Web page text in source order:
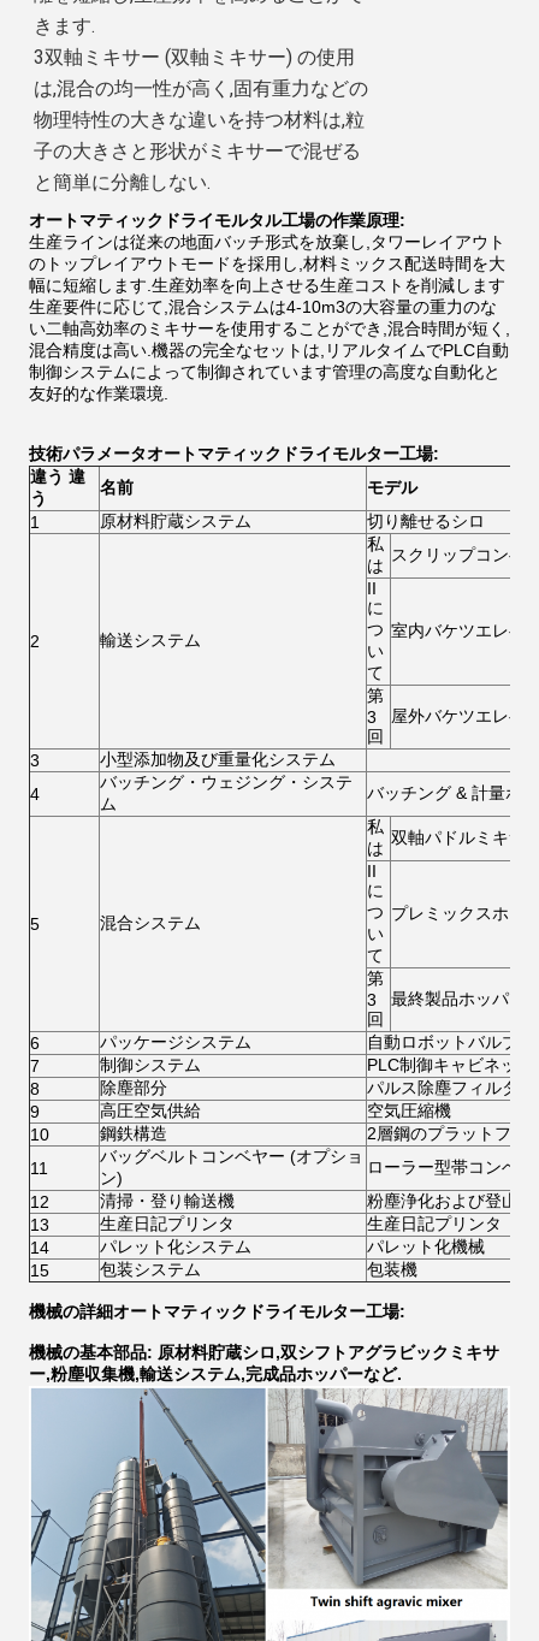
きます.
3双軸ミキサー (双軸ミキサー) の使用
は,混合の均一性が高く,固有重力などの
物理特性の大きな違いを持つ材料は,粒
子の大きさと形状がミキサーで混ぜる
と簡単に分離しない.
オートマティックドライモルタル工場の作業原理:
生産ラインは従来の地面バッチ形式を放棄し,タワーレイアウト
のトップレイアウトモードを採用し,材料ミックス配送時間を大
幅に短縮します.生産効率を向上させる生産コストを削減します
生産要件に応じて,混合システムは4-10m3の大容量の重力のな
い二軸高効率のミキサーを使用することができ,混合時間が短く,
混合精度は高い.機器の完全なセットは,リアルタイムでPLC自動
制御システムによって制御されています管理の高度な自動化と
友好的な作業環境.
技術パラメータオートマティックドライモルター工場:
違う 違
う
名前
モデル
1
原材料貯蔵システム 切り離せるシロ
2 輸送システム
私
は
スクリップコンベ
II
に
つ
い
て
室内バケツエレベ
第
3
回
屋外バケツエレベ
3
小型添加物及び重量化システム
4
バッチング・ウェジング・システ
ム
バッチング & 計量ホ
5 混合システム
私
は
双軸パドルミキサ
II
に
つ
い
て
プレミックスホッ
第
3
回
最終製品ホッパー
6 パッケージシステム
自動ロボットバルブ
7
制御システム
PLC制御キャビネット
8
除塵部分
パルス除塵フィルター
9
高圧空気供給
空気圧縮機
10
鋼鉄構造
2層鋼のプラットフォ
11
バッグベルトコンベヤー (オプショ
ン)
ローラー型帯コンベア
12
清掃・登り輸送機
粉塵浄化および登山
13
生産日記プリンタ
生産日記プリンタ
14
パレット化システム
パレット化機械
15
包装システム 包装機
機械の詳細オートマティックドライモルター工場:
機械の基本部品: 原材料貯蔵シロ,双シフトアグラビックミキサ
ー,粉塵収集機,輸送システム,完成品ホッパーなど.